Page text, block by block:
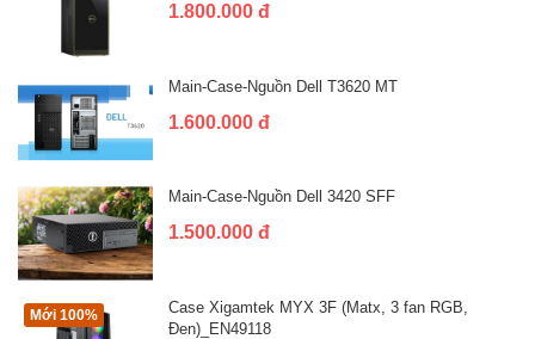
1.800.000 đ
Main-Case-Nguồn Dell T3620 MT
1.600.000 đ
Main-Case-Nguồn Dell 3420 SFF
1.500.000 đ
Mới 100%
Case Xigamtek MYX 3F (Matx, 3 fan RGB,
Đen)_EN49118